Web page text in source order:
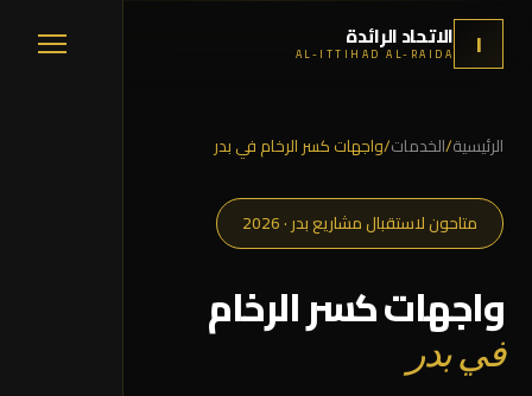
ا الاتحاد الرائدة
AL-ITTIHAD AL-RAIDA
الرئيسية/الخدمات/واجهات كسر الرخام في بدر
متاحون لاستقبال مشاريع بدر · 2026
واجهات كسر الرخام
في بدر